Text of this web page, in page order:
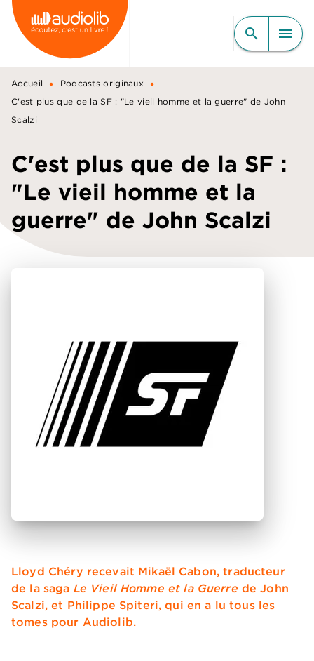
MENU RECHERCHE
CONTENU
PIED DE PAGE
search menu
Accueil • Podcasts originaux •
C'est plus que de la SF : "Le vieil homme et la guerre" de John
Scalzi
C'est plus que de la SF :
"Le vieil homme et la
guerre" de John Scalzi
Lloyd Chéry recevait Mikaël Cabon, traducteur
de la saga Le Vieil Homme et la Guerre de John
Scalzi, et Philippe Spiteri, qui en a lu tous les
tomes pour Audiolib.